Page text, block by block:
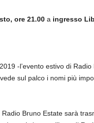
ore 21.00a ingresso
-l’evento estivo di Radio
sul palco i nomi più
Bruno Estate sarà